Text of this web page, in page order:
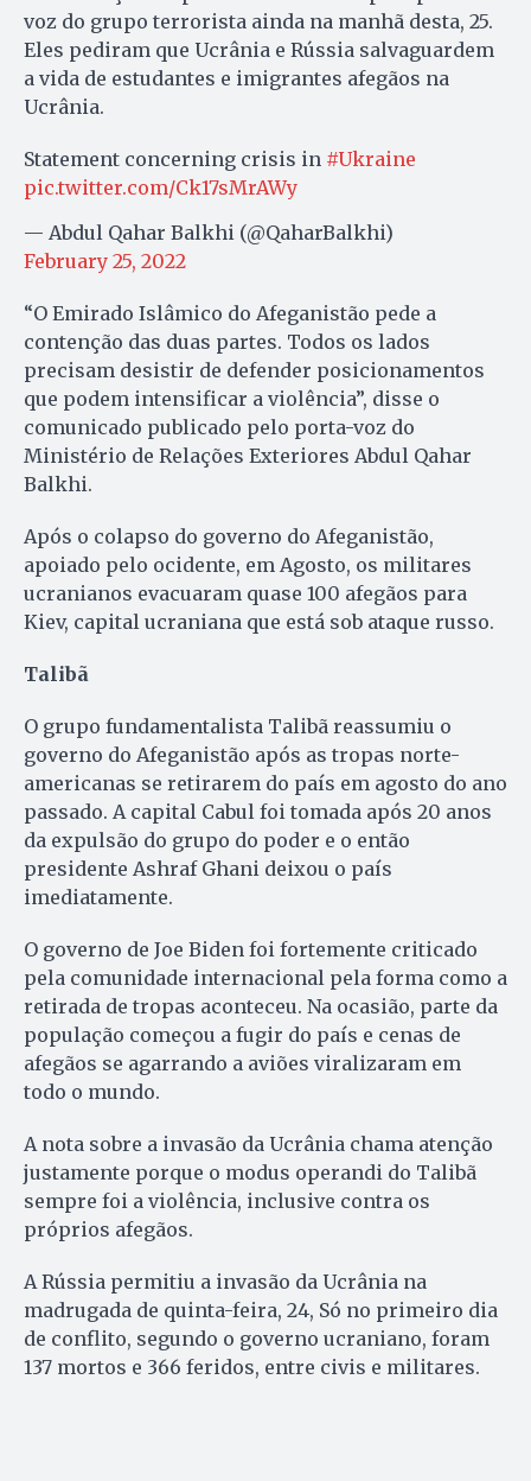
voz do grupo terrorista ainda na manhã desta, 25.
Eles pediram que Ucrânia e Rússia salvaguardem
a vida de estudantes e imigrantes afegãos na
Ucrânia.
Statement concerning crisis in #Ukraine
pic.twitter.com/Ck17sMrAWy
— Abdul Qahar Balkhi (@QaharBalkhi)
February 25, 2022
“O Emirado Islâmico do Afeganistão pede a
contenção das duas partes. Todos os lados
precisam desistir de defender posicionamentos
que podem intensificar a violência”, disse o
comunicado publicado pelo porta-voz do
Ministério de Relações Exteriores Abdul Qahar
Balkhi.
Após o colapso do governo do Afeganistão,
apoiado pelo ocidente, em Agosto, os militares
ucranianos evacuaram quase 100 afegãos para
Kiev, capital ucraniana que está sob ataque russo.
Talibã
O grupo fundamentalista Talibã reassumiu o
governo do Afeganistão após as tropas norte-
americanas se retirarem do país em agosto do ano
passado. A capital Cabul foi tomada após 20 anos
da expulsão do grupo do poder e o então
presidente Ashraf Ghani deixou o país
imediatamente.
O governo de Joe Biden foi fortemente criticado
pela comunidade internacional pela forma como a
retirada de tropas aconteceu. Na ocasião, parte da
população começou a fugir do país e cenas de
afegãos se agarrando a aviões viralizaram em
todo o mundo.
A nota sobre a invasão da Ucrânia chama atenção
justamente porque o modus operandi do Talibã
sempre foi a violência, inclusive contra os
próprios afegãos.
A Rússia permitiu a invasão da Ucrânia na
madrugada de quinta-feira, 24, Só no primeiro dia
de conflito, segundo o governo ucraniano, foram
137 mortos e 366 feridos, entre civis e militares.